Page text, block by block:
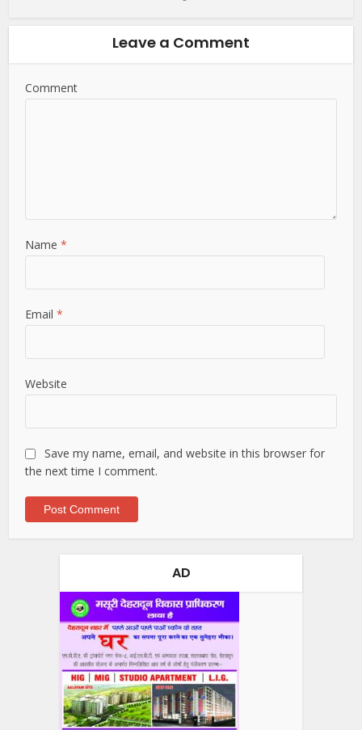
Leave a Comment
Comment
Name*
Email*
Website
Save my name, email, and website in this browser for
the next time I comment.
AD